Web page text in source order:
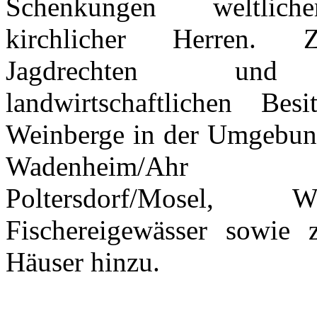
Schenkungen
kirchlicher Herren.
Jagdrechten
landwirtschaftlichen
Weinberge in der
Wadenheim/
Poltersdorf/Mosel,
Fischereigewässer sowie
Häuser hinzu.